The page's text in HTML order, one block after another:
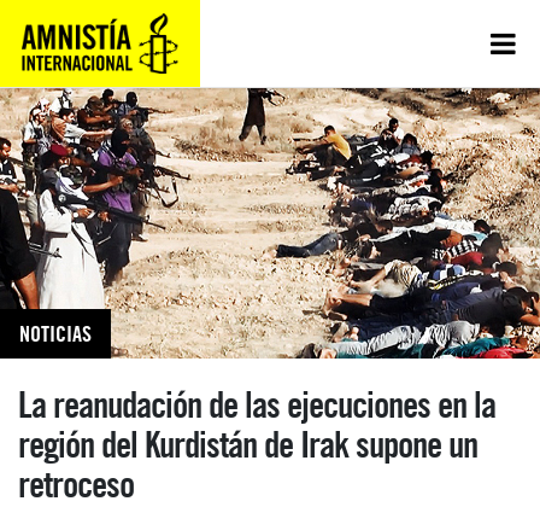
NOTICIAS
La reanudación de las ejecuciones en la
región del Kurdistán de Irak supone un
retroceso